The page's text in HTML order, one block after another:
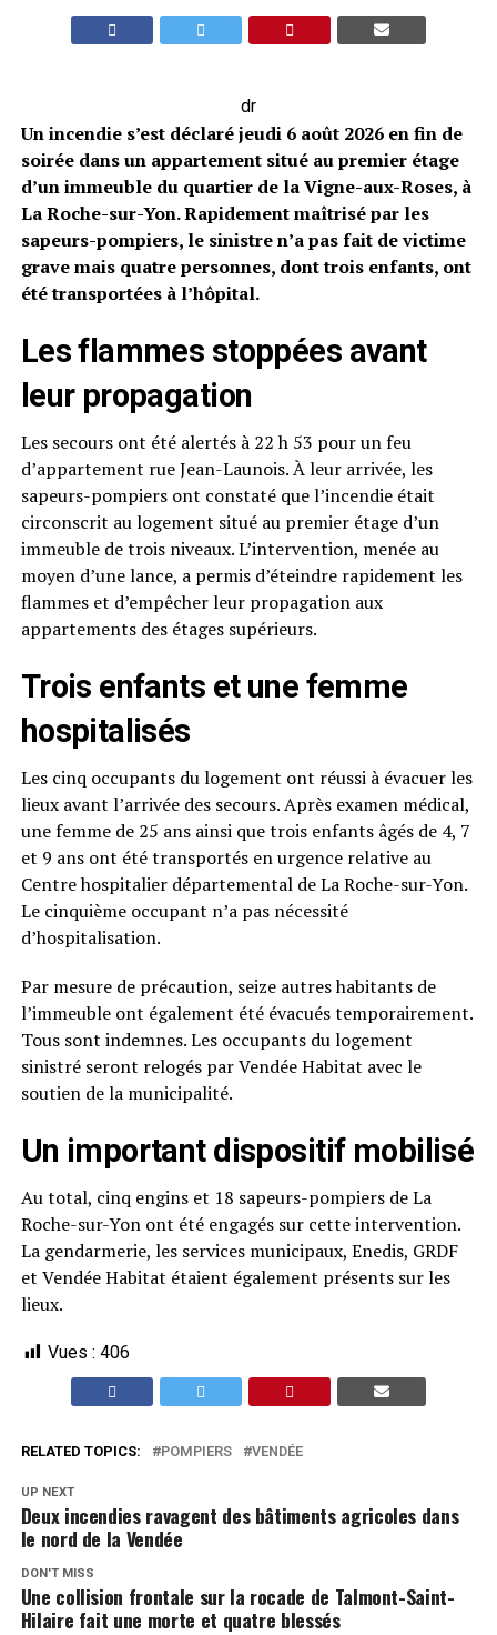
dr
Un incendie s’est déclaré jeudi 6 août 2026 en fin de
soirée dans un appartement situé au premier étage
d’un immeuble du quartier de la Vigne-aux-Roses, à
La Roche-sur-Yon. Rapidement maîtrisé par les
sapeurs-pompiers, le sinistre n’a pas fait de victime
grave mais quatre personnes, dont trois enfants, ont
été transportées à l’hôpital.
Les flammes stoppées avant
leur propagation
Les secours ont été alertés à 22 h 53 pour un feu
d’appartement rue Jean-Launois. À leur arrivée, les
sapeurs-pompiers ont constaté que l’incendie était
circonscrit au logement situé au premier étage d’un
immeuble de trois niveaux. L’intervention, menée au
moyen d’une lance, a permis d’éteindre rapidement les
flammes et d’empêcher leur propagation aux
appartements des étages supérieurs.
Trois enfants et une femme
hospitalisés
Les cinq occupants du logement ont réussi à évacuer les
lieux avant l’arrivée des secours. Après examen médical,
une femme de 25 ans ainsi que trois enfants âgés de 4, 7
et 9 ans ont été transportés en urgence relative au
Centre hospitalier départemental de La Roche-sur-Yon.
Le cinquième occupant n’a pas nécessité
d’hospitalisation.
Par mesure de précaution, seize autres habitants de
l’immeuble ont également été évacués temporairement.
Tous sont indemnes. Les occupants du logement
sinistré seront relogés par Vendée Habitat avec le
soutien de la municipalité.
Un important dispositif mobilisé
Au total, cinq engins et 18 sapeurs-pompiers de La
Roche-sur-Yon ont été engagés sur cette intervention.
La gendarmerie, les services municipaux, Enedis, GRDF
et Vendée Habitat étaient également présents sur les
lieux.
Vues : 406
RELATED TOPICS: POMPIERS VENDÉE
UP NEXT
Deux incendies ravagent des bâtiments agricoles dans
le nord de la Vendée
DON'T MISS
Une collision frontale sur la rocade de Talmont-Saint-
Hilaire fait une morte et quatre blessés